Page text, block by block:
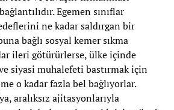
Egemen sınıflar
ne kadar saldırgan bir
bağlı sosyal kemer sıkma
ileri götürürlerse, ülke içinde
siyasi muhalefeti bastırmak için
o kadar fazla bel bağlıyorlar.
aralıksız ajitasyonlarıyla